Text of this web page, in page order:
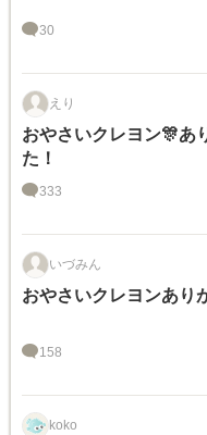
30
えり
おやさいクレヨン🎊あ
た！
333
いづみん
おやさいクレヨンあり
158
koko